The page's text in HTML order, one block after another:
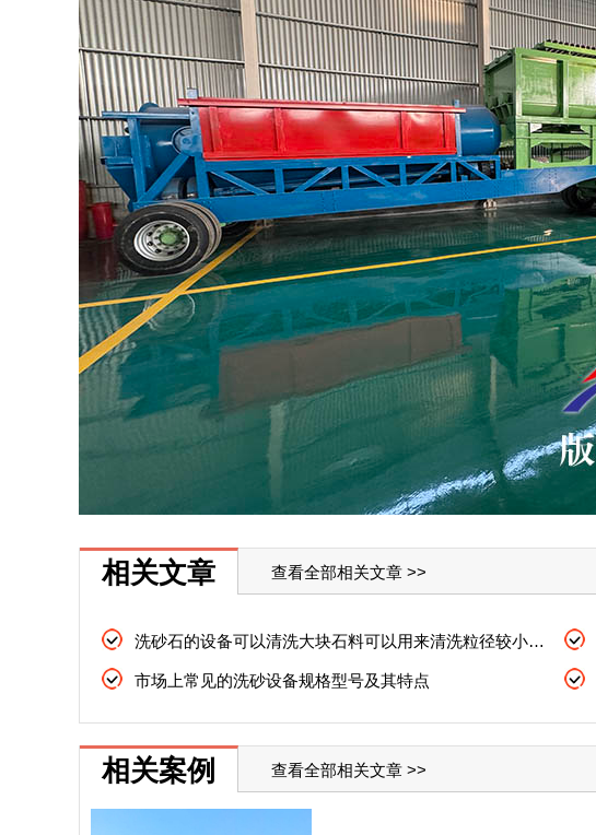
相关文章 查看全部相关文章 >>
洗砂石的设备可以清洗大块石料可以用来清洗粒径较小的沙子
市场上常见的洗砂设备规格型号及其特点
相关案例 查看全部相关文章 >>